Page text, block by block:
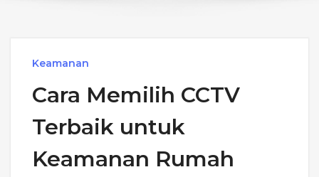
Keamanan
Cara Memilih CCTV
Terbaik untuk
Keamanan Rumah